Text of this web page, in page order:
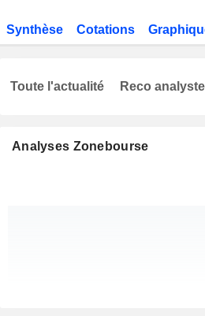
Synthèse Cotations
Analyses Zonebourse
Toute l'actualité Reco